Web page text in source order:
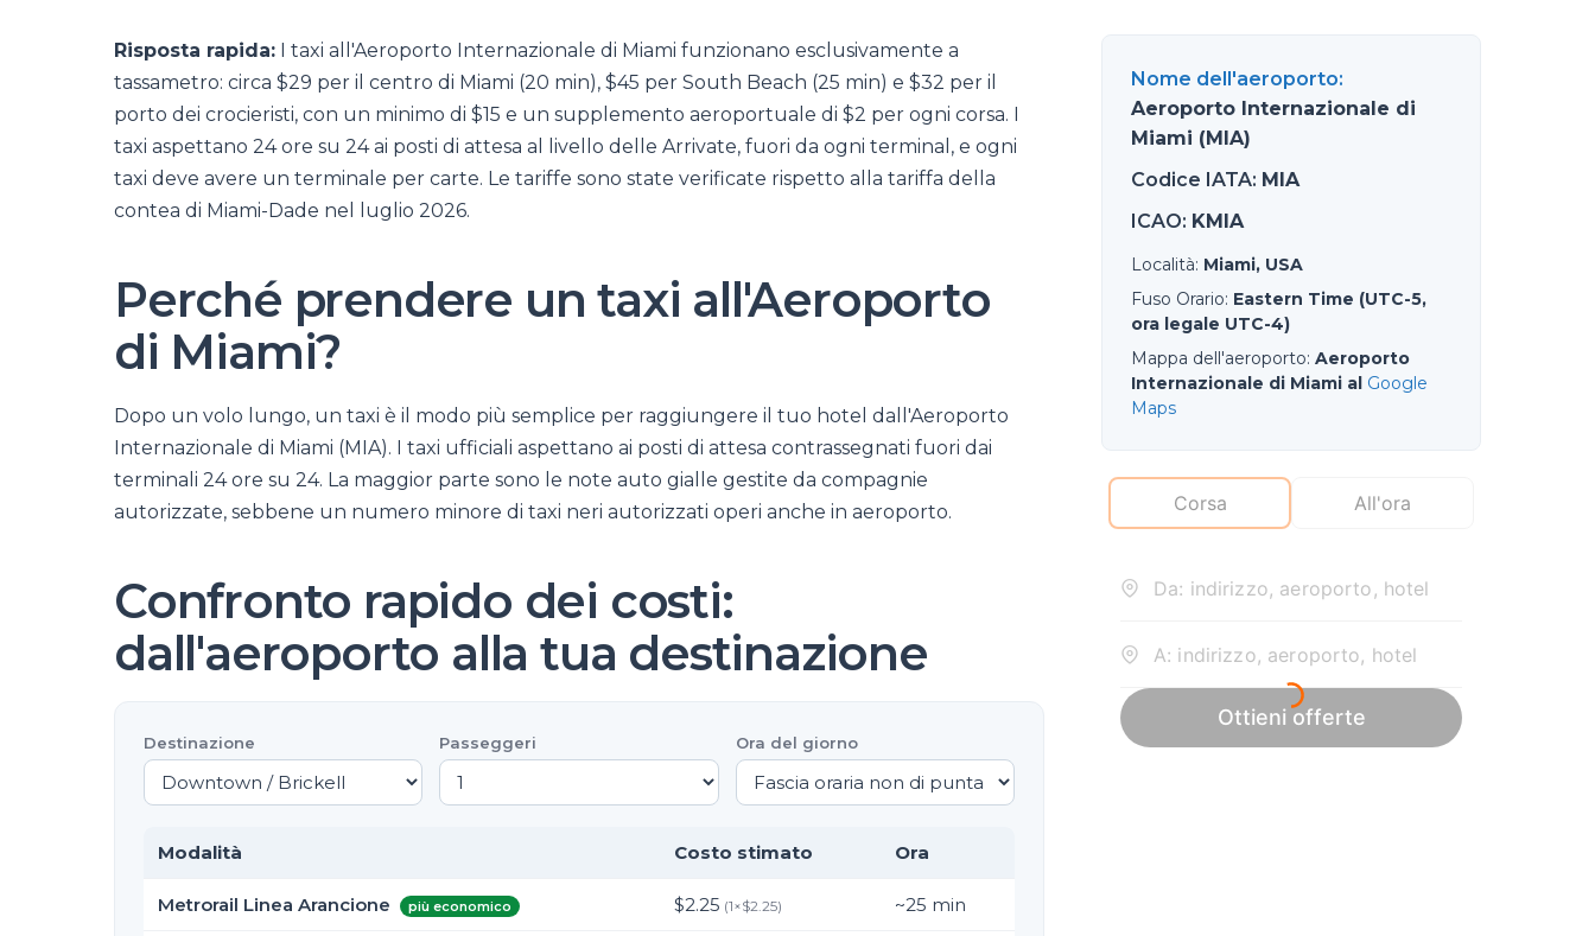
Risposta rapida: I taxi all'Aeroporto Internazionale di Miami funzionano esclusivamente a
tassametro: circa $29 per il centro di Miami (20 min), $45 per South Beach (25 min) e $32 per il
porto dei crocieristi, con un minimo di $15 e un supplemento aeroportuale di $2 per ogni corsa. I
taxi aspettano 24 ore su 24 ai posti di attesa al livello delle Arrivate, fuori da ogni terminal, e ogni
taxi deve avere un terminale per carte. Le tariffe sono state verificate rispetto alla tariffa della
contea di Miami-Dade nel luglio 2026.
Perché prendere un taxi all'Aeroporto
di Miami?
Dopo un volo lungo, un taxi è il modo più semplice per raggiungere il tuo hotel dall'Aeroporto
Internazionale di Miami (MIA). I taxi ufficiali aspettano ai posti di attesa contrassegnati fuori dai
terminali 24 ore su 24. La maggior parte sono le note auto gialle gestite da compagnie
autorizzate, sebbene un numero minore di taxi neri autorizzati operi anche in aeroporto.
Confronto rapido dei costi:
dall'aeroporto alla tua destinazione
Destinazione Passeggeri Ora del giorno
Modalità Costo stimato Ora
Metrorail Linea Arancione più economico $2.25 (1×$2.25) ~25 min
Nome dell'aeroporto:
Aeroporto Internazionale di
Miami (MIA)
Codice IATA: MIA
ICAO: KMIA
Località: Miami, USA
Fuso Orario: Eastern Time (UTC-5,
ora legale UTC-4)
Mappa dell'aeroporto: Aeroporto
Internazionale di Miami al Google
Maps